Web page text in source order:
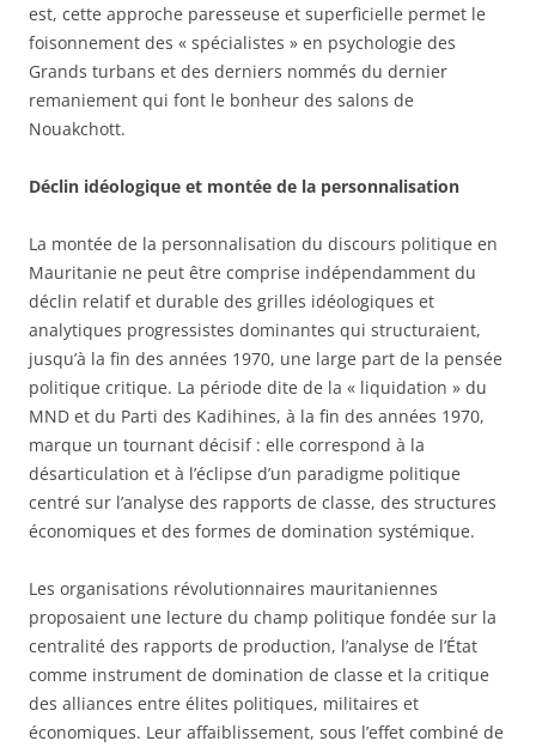
est, cette approche paresseuse et superficielle permet le
foisonnement des « spécialistes » en psychologie des
Grands turbans et des derniers nommés du dernier
remaniement qui font le bonheur des salons de
Nouakchott.
Déclin idéologique et montée de la personnalisation
La montée de la personnalisation du discours politique en
Mauritanie ne peut être comprise indépendamment du
déclin relatif et durable des grilles idéologiques et
analytiques progressistes dominantes qui structuraient,
jusqu’à la fin des années 1970, une large part de la pensée
politique critique. La période dite de la « liquidation » du
MND et du Parti des Kadihines, à la fin des années 1970,
marque un tournant décisif : elle correspond à la
désarticulation et à l’éclipse d’un paradigme politique
centré sur l’analyse des rapports de classe, des structures
économiques et des formes de domination systémique.
Les organisations révolutionnaires mauritaniennes
proposaient une lecture du champ politique fondée sur la
centralité des rapports de production, l’analyse de l’État
comme instrument de domination de classe et la critique
des alliances entre élites politiques, militaires et
économiques. Leur affaiblissement, sous l’effet combiné de